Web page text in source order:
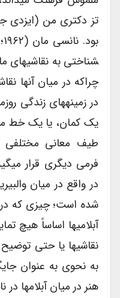
شناختی به نقاشی­های
چراکه در میان آنها
در زمینه­های زندگی
یک کمان، یا یک خط
طیف معانی مختلفی
فرمی دیگری قرار
در واقع در میان
شده است؛ چیزی که در
آبلامی­ها اساساً هیچ
نقاشی­ها یا حتی توضیح
به نحوی به عنوان
هنر در میان آبلام­ها